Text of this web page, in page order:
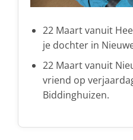
22 Maart vanuit
je dochter in
22 Maart vanuit
vriend op
Biddinghuizen.